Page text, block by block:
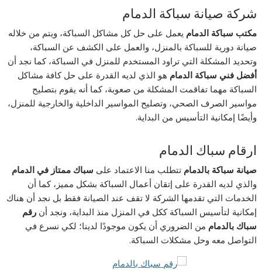
شركة صيانة سباكة الدمام
مكتب سباكة الدمام يعمل على حل كل مشاكل السباكة، ويتم من خلاله
صيانة دورية للسباكة بالمنزل، والعمل على الكشف عن السباكة،
وتحديد المشكلة التي تراود المستخدم للمنزل في السباكة، كما نجد أن
أفضل فني سباكة الدمام هو الذي لديه القدرة على حل كافة مشاكل
السباكة مهما تفاقمت المشكلة من صعوبة، كما أنه يقوم بتصليح
مواسير الصرف الصحي، وتصليح المواسير الداخلية والخارجية للمنزل،
وأيضًا إمكانية التأسيس من البداية.
ارقام سباك الدمام
صيانة سباكة بالدمام تتطلب منا الاعتماد على سباك ممتاز في الدمام
والذي لديه القدرة على إتقان أعمال السباكة بشكل مميز، كما أن
الخدمات التي تقدمها الشركة لا تقف عند الصيانة فقط بل نجد أن هناك
إمكانية لتأسيس السباكة ككل في المنزل منذ البداية، ونجد أنرقم
سباك بالدمام من الضروري أن يكون موجودًا لدينا؛ لكي نسرع في
التواصل معه وحل مشكلات السباكة.